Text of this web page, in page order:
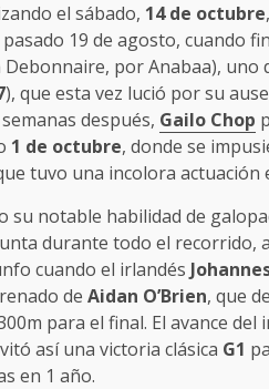
el sábado, 14 de octubre
19 de agosto, cuando
por Anabaa), uno
), que esta vez lució por su
después, Gailo Chop
1 de octubre, donde se
tuvo una incolora actuación
su notable habilidad de
durante todo el recorrido,
cuando el irlandés
de Aidan O’Brien, que
para el final. El avance
así una victoria clásica G1
en 1 año.